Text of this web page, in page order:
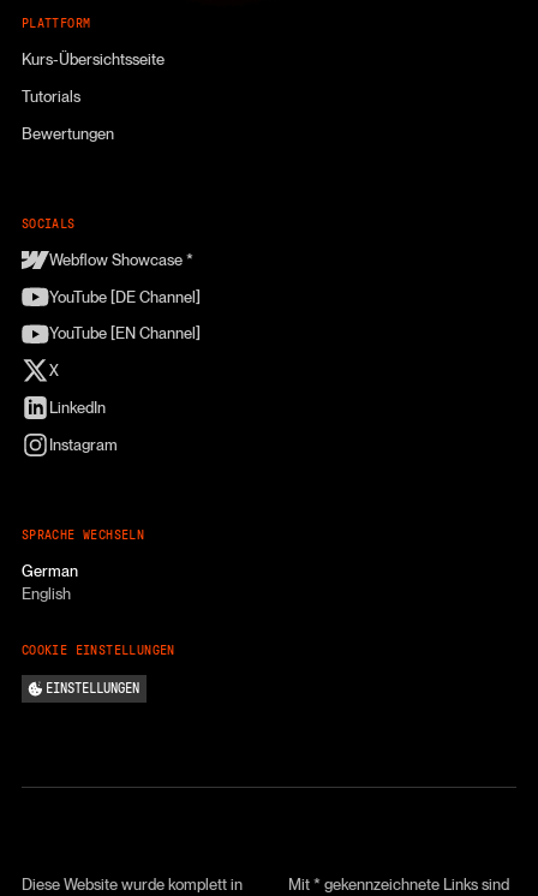
PLATTFORM
Kurs-Übersichtsseite
Tutorials
Bewertungen
SOCIALS
Webflow Showcase *
YouTube [DE Channel]
YouTube [EN Channel]
X
LinkedIn
Instagram
SPRACHE WECHSELN
German
English
COOKIE EINSTELLUNGEN
EINSTELLUNGEN
Diese Website wurde komplett in
Mit * gekennzeichnete Links sind